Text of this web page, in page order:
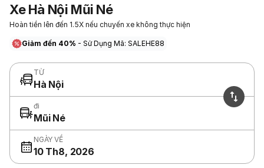
Xe Hà Nội Mũi Né
Hoàn tiền lên đến 1.5X nếu chuyến xe không thực hiện
Giảm đến 40% - Sử Dụng Mã: SALEHE88
TỪ
Hà Nội
đi
Mũi Né
NGÀY VỀ
10 Th8, 2026